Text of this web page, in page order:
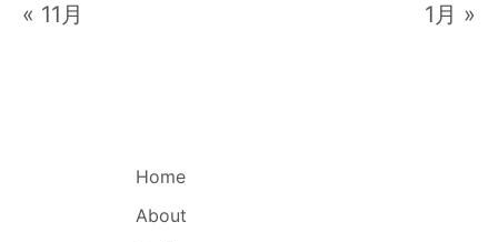
« 11月 1月 »
Home
About